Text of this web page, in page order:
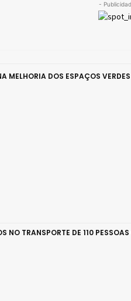
-
MELHORIA DOS ESPAÇOS
NO TRANSPORTE DE 110